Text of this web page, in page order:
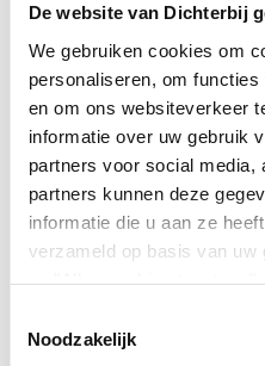
De website van Dichterbij
We gebruiken cookies om
personaliseren, om
en om ons websiteverkeer
informatie over uw gebruik
partners voor social media,
partners kunnen deze
informatie die u aan ze
verzameld op basis van
onzeprivacypagina
Noodzakelijk
Organisatie
Jaarverslag en
Financiering en
Organogram, bestuur